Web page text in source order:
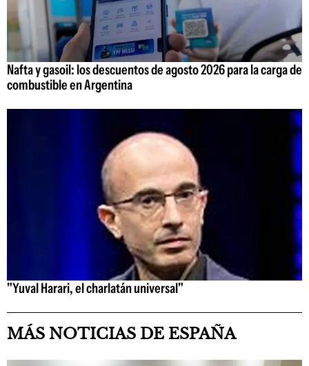
Nafta y gasoil: los descuentos de agosto 2026 para la carga de
combustible en Argentina
"Yuval Harari, el charlatán universal"
MÁS NOTICIAS DE ESPAÑA